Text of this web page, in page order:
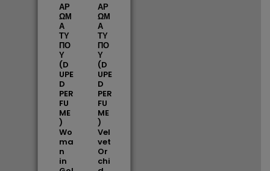
ΑΡ
ΩΜ
Α
ΤΥ
ΠΟ
Υ
(D
UPE
D
PER
FU
ME
)
Wo
ma
n
in
ΑΡ
ΩΜ
Α
ΤΥ
ΠΟ
Υ
(D
UPE
D
PER
FU
ME
)
Vel
vet
Or
chi